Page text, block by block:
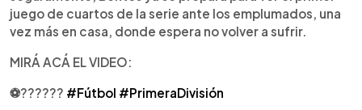
juego de cuartos de la serie ante los emplumados, una
vez más en casa, donde espera no volver a sufrir.
MIRÁ ACÁ EL VIDEO:
⚽️?????️? #Fútbol #PrimeraDivisión